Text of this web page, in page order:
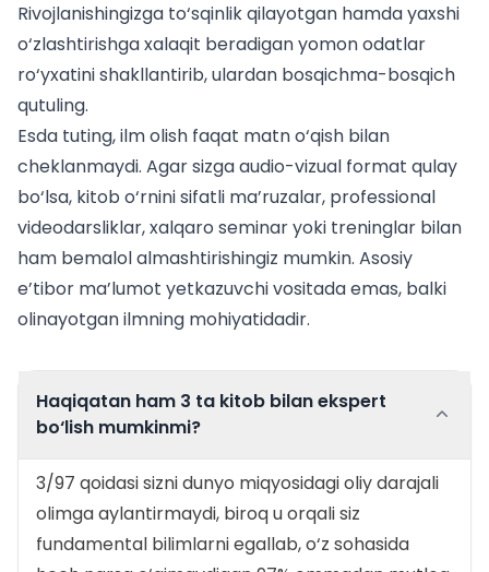
Rivojlanishingizga to‘sqinlik qilayotgan hamdayaxshi
o‘zlashtirishga xalaqit beradigan yomon odatlar
ro‘yxatini shakllantirib, ulardan bosqichma-bosqich
qutuling.
Esda tuting, ilm olish faqat matn o‘qish bilan
cheklanmaydi. Agar sizga audio-vizual format qulay
bo‘lsa, kitob o‘rnini sifatli ma’ruzalar, professional
videodarsliklar, xalqaro seminar yoki treninglar bilan
ham bemalol almashtirishingiz mumkin. Asosiy
e’tibor ma’lumot yetkazuvchi vositada emas, balki
olinayotgan ilmning mohiyatidadir.
Haqiqatan ham 3 ta kitob bilan ekspert
bo‘lish mumkinmi?
3/97 qoidasi sizni dunyo miqyosidagi oliy darajali
olimga aylantirmaydi, biroq u orqali siz
fundamental bilimlarni egallab, o‘z sohasida